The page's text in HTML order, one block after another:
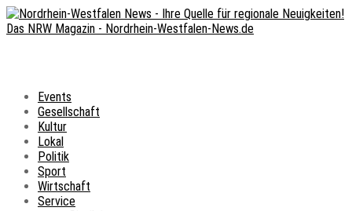
Events
Gesellschaft
Kultur
Lokal
Politik
Sport
Wirtschaft
Service